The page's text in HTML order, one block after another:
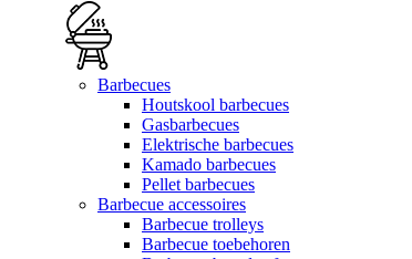
Barbecues
Houtskool barbecues
Gasbarbecues
Elektrische barbecues
Kamado barbecues
Pellet barbecues
Barbecue accessoires
Barbecue trolleys
Barbecue toebehoren